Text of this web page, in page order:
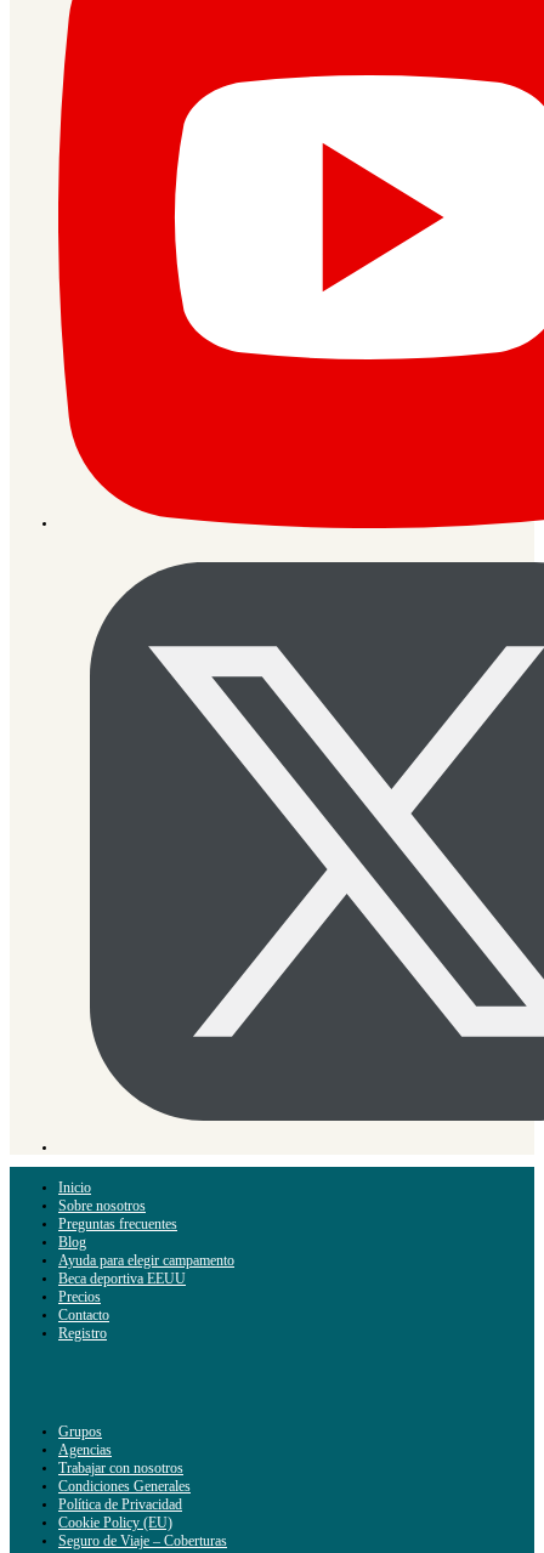
Inicio
Sobre nosotros
Preguntas frecuentes
Blog
Ayuda para elegir campamento
Beca deportiva EEUU
Precios
Contacto
Registro
Grupos
Agencias
Trabajar con nosotros
Condiciones Generales
Política de Privacidad
Cookie Policy (EU)
Seguro de Viaje – Coberturas